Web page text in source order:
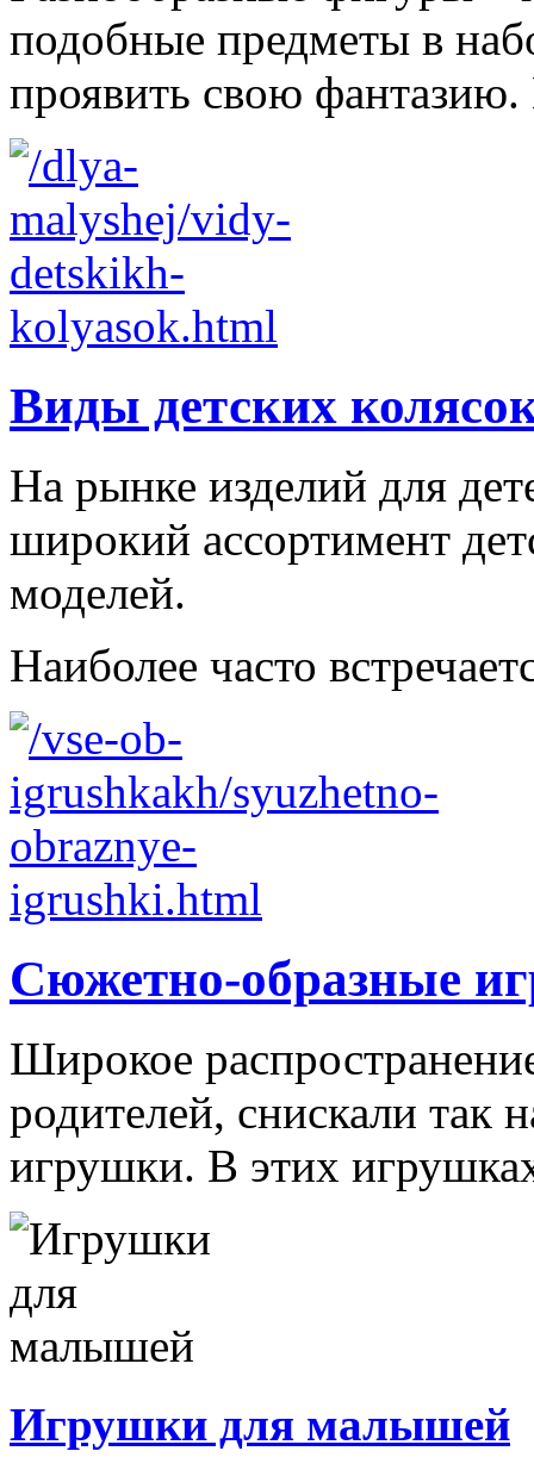
подобные предметы в
проявить свою
Виды детских
На рынке изделий для
широкий ассортимент
моделей.
Наиболее часто
Сюжетно-образные
Широкое
родителей, снискали так
игрушки. В этих
Игрушки для малышей